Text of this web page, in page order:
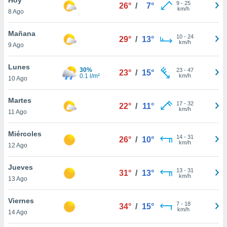
en
más
nuestra
de
cookies
aceptar
8 Ago
26° / 7° 9- 25
km/h
Mañana
9 Ago
29° / 13° 10- 24
km/h
Lunes
10 Ago
30%
0.1 l/m²
23° / 15° 23- 47
km/h
Martes
11 Ago
22° / 11° 17- 32
km/h
Miércoles
12 Ago
26° / 10° 14- 31
km/h
Jueves
13 Ago
31° / 13° 13- 31
km/h
Viernes
14 Ago
34° / 15° 7- 18
km/h